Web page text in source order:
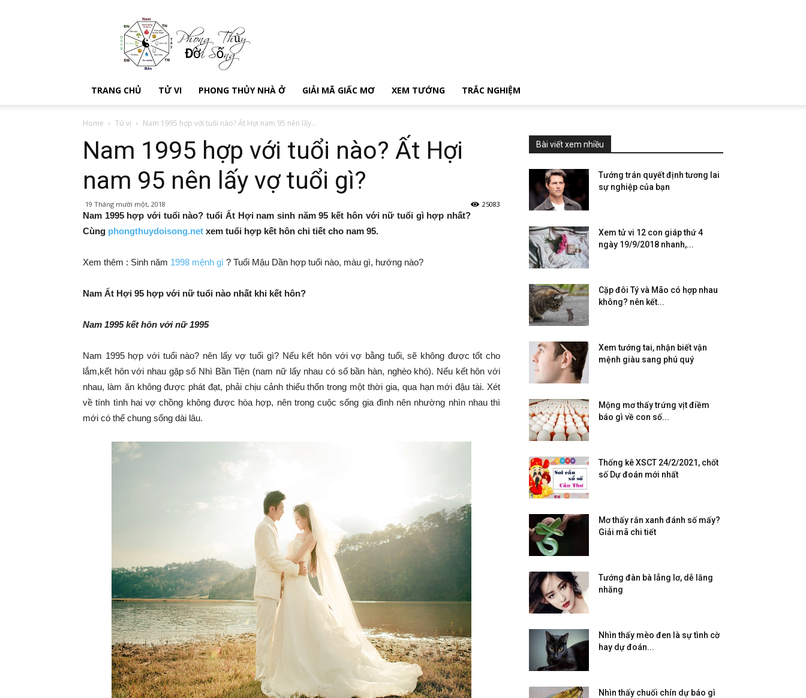
Kien
thuc
phong
thuy
Xem
đời
TRANG CHỦ TỬ VI PHONG THỦY NHÀ Ở GIẢI MÃ GIẤC MƠ XEM TƯỚNG TRẮC NGHIỆM
Home Tử vi Nam 1995 hợp với tuổi nào? Ất Hợi nam 95 nên lấy...
Nam 1995 hợp với tuổi nào? Ất Hợi
nam 95 nên lấy vợ tuổi gì?
19 Tháng mười một, 2018 25083
Nam 1995 hợp với tuổi nào? tuổi Ất Hợi nam sinh năm 95 kết hôn với nữ tuổi gì hợp nhất?
Cùng phongthuydoisong.net xem tuổi hợp kết hôn chi tiết cho nam 95.
Xem thêm : Sinh năm 1998 mệnh gì ? Tuổi Mậu Dần hợp tuổi nào, màu gì, hướng nào?
Nam Ất Hợi 95 hợp với nữ tuổi nào nhất khi kết hôn?
Nam 1995 kết hôn với nữ 1995
Nam 1995 hợp với tuổi nào? nên lấy vợ tuổi gì? Nếu kết hôn với vợ bằng tuổi, sẽ không được tốt cho
lắm,kết hôn với nhau gặp số Nhì Bần Tiện (nam nữ lấy nhau có số bần hàn, nghèo khó). Nếu kết hôn với
nhau, làm ăn không được phát đạt, phải chịu cảnh thiếu thốn trong một thời gia, qua hạn mới đậu tài. Xét
về tính tình hai vợ chồng không được hòa hợp, nên trong cuộc sống gia đình nên nhường nhìn nhau thì
mới có thể chung sống dài lâu.
Bài viết xem nhiều
Tướng trán quyết định tương lai
sự nghiệp của bạn
Xem tử vi 12 con giáp thứ 4
ngày 19/9/2018 nhanh,...
Cặp đôi Tý và Mão có hợp nhau
không? nên kết...
Xem tướng tai, nhận biết vận
mệnh giàu sang phú quý
Mộng mơ thấy trứng vịt điềm
báo gì về con số...
Thống kê XSCT 24/2/2021, chốt
số Dự đoán mới nhất
Mơ thấy rắn xanh đánh số mấy?
Giải mã chi tiết
Tướng đàn bà lẳng lơ, dễ lăng
nhăng
Nhìn thấy mèo đen là sự tình cờ
hay dự đoán...
Nhìn thấy chuối chín dự báo gì